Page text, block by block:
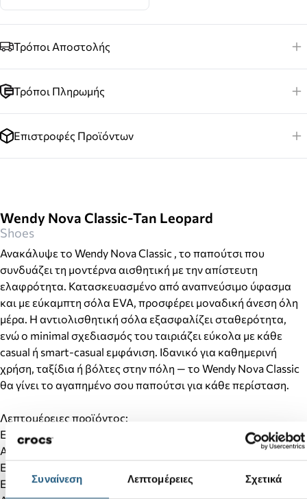
Συναίνεση Λεπτομέρειες Σχετικά
Τρόποι Αποστολής
Τρόποι Πληρωμής
Επιστροφές Προϊόντων
Wendy Nova Classic-Tan Leopard
Shoes
Ανακάλυψε το Wendy Nova Classic , το παπούτσι που
συνδυάζει τη μοντέρνα αισθητική με την απίστευτη
ελαφρότητα. Κατασκευασμένο από αναπνεύσιμο ύφασμα
και με εύκαμπτη σόλα EVA, προσφέρει μοναδική άνεση όλη
μέρα. Η αντιολισθητική σόλα εξασφαλίζει σταθερότητα,
ενώ ο minimal σχεδιασμός του ταιριάζει εύκολα με κάθε
casual ή smart-casual εμφάνιση. Ιδανικό για καθημερινή
χρήση, ταξίδια ή βόλτες στην πόλη — το Wendy Nova Classic
θα γίνει το αγαπημένο σου παπούτσι για κάθε περίσταση.
Λεπτομέρειες προϊόντος:
Εξαιρετικά ελαφρύ και άνετο
Αναπνεύσιμο υλικό για φυσικό αερισμό
Εσωτερικός πάτος με απορρόφηση κραδασμών
Εύκολη εφαρμογή με ελαστικά κορδόνια